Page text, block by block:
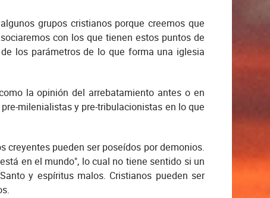
grupos cristianos porque creemos que
con los que tienen estos puntos de
los parámetros de lo que forma una iglesia
la opinión del arrebatamiento antes o en
milenialistas y pre-tribulacionistas en lo que
creyentes pueden ser poseídos por demonios.
en el mundo", lo cual no tiene sentido si un
y espíritus malos. Cristianos pueden ser